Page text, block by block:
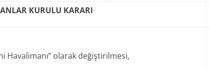
KURULU KARARI
Havalimanı” olarak değiştirilmesi,